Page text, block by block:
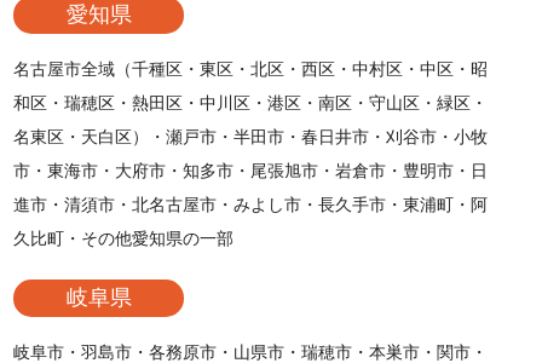
愛知県
名古屋市全域（千種区・東区・北区・西区・中村区・中区・昭
和区・瑞穂区・熱田区・中川区・港区・南区・守山区・緑区・
名東区・天白区）・瀬戸市・半田市・春日井市・刈谷市・小牧
市・東海市・大府市・知多市・尾張旭市・岩倉市・豊明市・日
進市・清須市・北名古屋市・みよし市・長久手市・東浦町・阿
久比町・その他愛知県の一部
岐阜県
岐阜市・羽島市・各務原市・山県市・瑞穂市・本巣市・関市・